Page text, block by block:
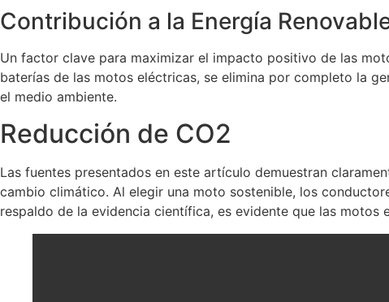
Contribución a la Energía
Un factor clave para maximizar el impacto positivo de las
baterías de las motos eléctricas, se elimina por completo la
el medio ambiente.
Reducción de CO2
Las fuentes presentados en este artículo demuestran
cambio climático. Al elegir una moto sostenible, los
respaldo de la evidencia científica, es evidente que las